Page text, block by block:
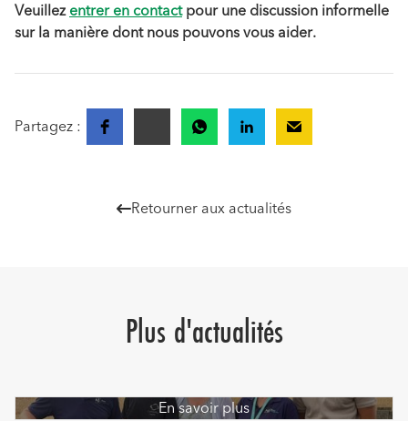
Veuillezentrer en contactpour une discussion informelle
sur la manière dont nous pouvons vous aider.
Partagez :
Retourner aux actualités
Plus d'actualités
En savoir plus